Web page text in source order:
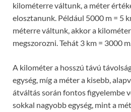
kilométerre váltunk, a méter
elosztanunk. Például 5000 m = 5
méterre váltunk, akkor a
megszorozni. Tehát 3 km = 3000
A kilométer a hosszú távú
egység, míg a méter a kisebb,
átváltás során fontos figyelembe
sokkal nagyobb egység, mint a